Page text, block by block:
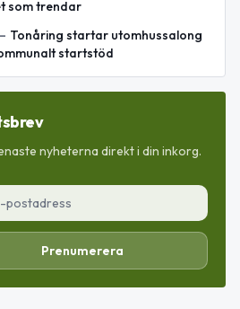
som trendar
– Tonåring startar utomhussalong
startstöd
nyheterna direkt i din inkorg.
Prenumerera